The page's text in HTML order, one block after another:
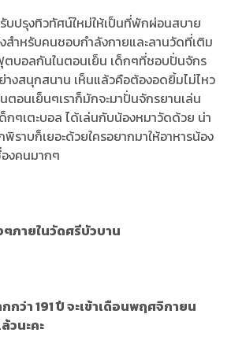
บปรุงทิวทัศน์ใหม่ให้เป็นที่พักผ่อนสบาย
สำหรับคนชอบกำลังกายและลานวัดที่เติม
ตบอลกันในตอนเย็น เด็กๆที่ชอบปั่นจักร
งสนุกสนาน เห็นแล้วคือต้องอดยิ้มไม่ไหว
ตอนเย็นๆเราก็มักจะมาปั่นจักรยานเล่น
กๆเตะบอล ได้เล่นกับน้องหมาวัดด้วย น่า
ราบก็เยอะด้วยใครอยากมาให้อาหารน้อง
งคนมากๆ
ภายในวัดศรีบัวบาน
ว่า 191 ปี จะเข้าเดือนพฤศจิกายน
วนะคะ